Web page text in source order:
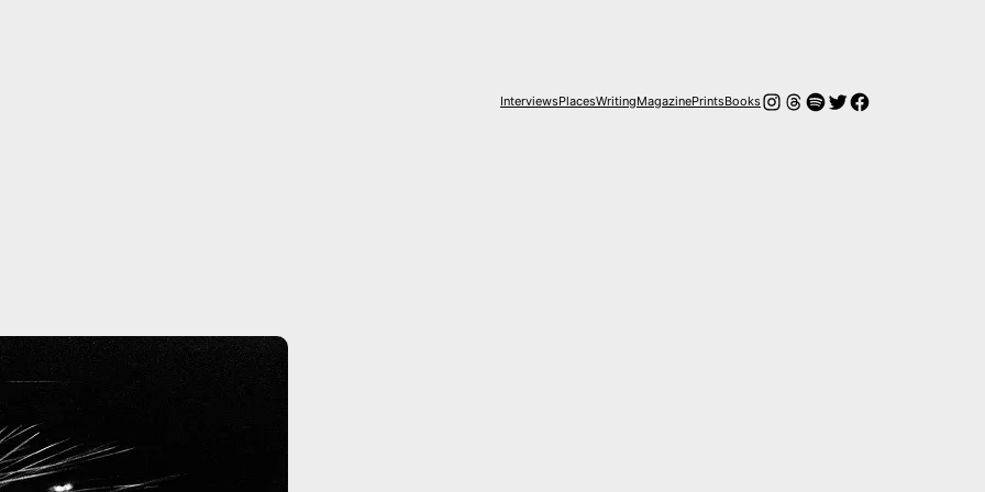
InterviewsPlacesWritingMagazinePrintsBooksInstagram
Hilos
Spotify
Twitter
Facebook